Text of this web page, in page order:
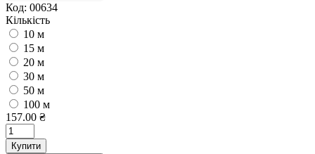
Код: 00634
Кількість
10 м
15 м
20 м
30 м
50 м
100 м
157.00 ₴
Купити